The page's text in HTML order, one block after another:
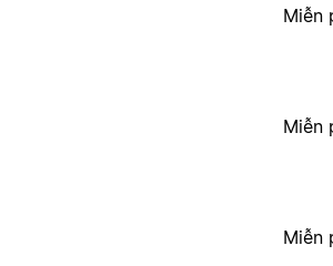
Miễn
Miễn
Miễn